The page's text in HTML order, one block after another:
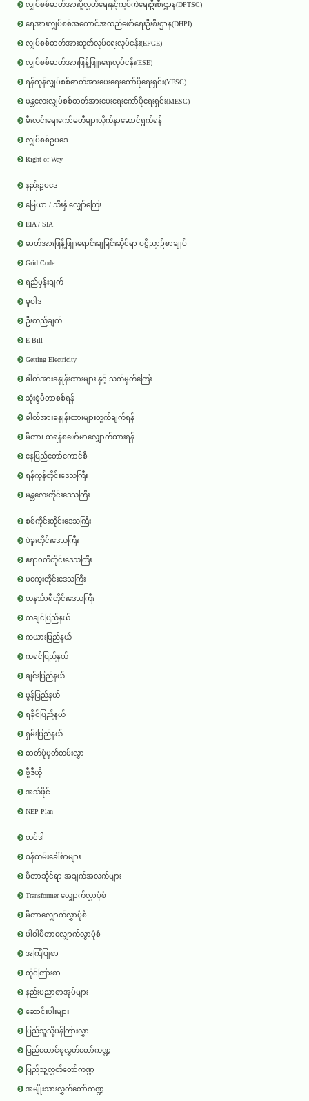
လျှပ်စစ်ဓာတ်အားပို့လွှတ်ရေးနှင့်ကွပ်ကဲရေးဦးစီးဌာန(DPTSC)
ရေအားလျှပ်စစ်အကောင်အထည်ဖော်ရေးဦးစီးဌာန(DHPI)
လျှပ်စစ်ဓာတ်အားထုတ်လုပ်ရေးလုပ်ငန်း(EPGE)
လျှပ်စစ်ဓာတ်အားဖြန့်ဖြူးရေးလုပ်ငန်း(ESE)
ရန်ကုန်လျှပ်စစ်ဓာတ်အားပေးရေးကော်ပိုရေးရှင်း(YESC)
မန္တလေးလျှပ်စစ်ဓာတ်အားပေးရေးကော်ပိုရေးရှင်း(MESC)
မီးလင်းရေးကော်မတီများလိုက်နာဆောင်ရွက်ရန်
လျှပ်စစ်ဥပဒေ
Right of Way
နည်းဥပဒေ
မြေယာ / သီးနှံ လျှော်ကြေး
EIA / SIA
ဓာတ်အားဖြန့်ဖြူးရောင်းချခြင်းဆိုင်ရာ ပဋိညာဉ်စာချုပ်
Grid Code
ရည်မှန်းချက်
မူဝါဒ
ဦးတည်ချက်
E-Bill
Getting Electricity
ဓါတ်အားခနှုန်းထားများ နှင့် သက်မှတ်ကြေး
သုံးစွဲမီတာစစ်ရန်
ဓါတ်အားခနှုန်းထားများတွက်ချက်ရန်
မီတာ၊ ထရန်စဖော်မာလျှောက်ထားရန်
နေပြည်တော်ကောင်စီ
ရန်ကုန်တိုင်းဒေသကြီး
မန္တလေးတိုင်းဒေသကြီး
စစ်ကိုင်းတိုင်းဒေသကြီး
ပဲခူးတိုင်းဒေသကြီး
ဧရာ၀တီတိုင်းဒေသကြီး
မကွေးတိုင်းဒေသကြီး
တနင်္သာရီတိုင်းဒေသကြီး
ကချင်ပြည်နယ်
ကယားပြည်နယ်
ကရင်ပြည်နယ်
ချင်းပြည်နယ်
မွန်ပြည်နယ်
ရခိုင်ပြည်နယ်
ရှမ်းပြည်နယ်
ဓာတ်ပုံမှတ်တမ်းလွှာ
ဗွီဒီယို
အသံဖိုင်
NEP Plan
တင်ဒါ
ဝန်ထမ်းခေါ်စာများ
မီတာဆိုင်ရာ အချက်အလက်များ
Transformer လျှောက်လွှာပုံစံ
မီတာလျှောက်လွှာပုံစံ
ပါဝါမီတာလျှောက်လွှာပုံစံ
အကြံပြုစာ
တိုင်ကြားစာ
နည်းပညာစာအုပ်များ
ဆောင်းပါးများ
ပြည်သူသို့ပန်ကြားလွှာ
ပြည်ထောင်စုလွှတ်တော်ကဏ္ဍ
ပြည်သူ့လွှတ်တော်ကဏ္ဍ
အမျိုးသားလွှတ်တော်ကဏ္ဍ